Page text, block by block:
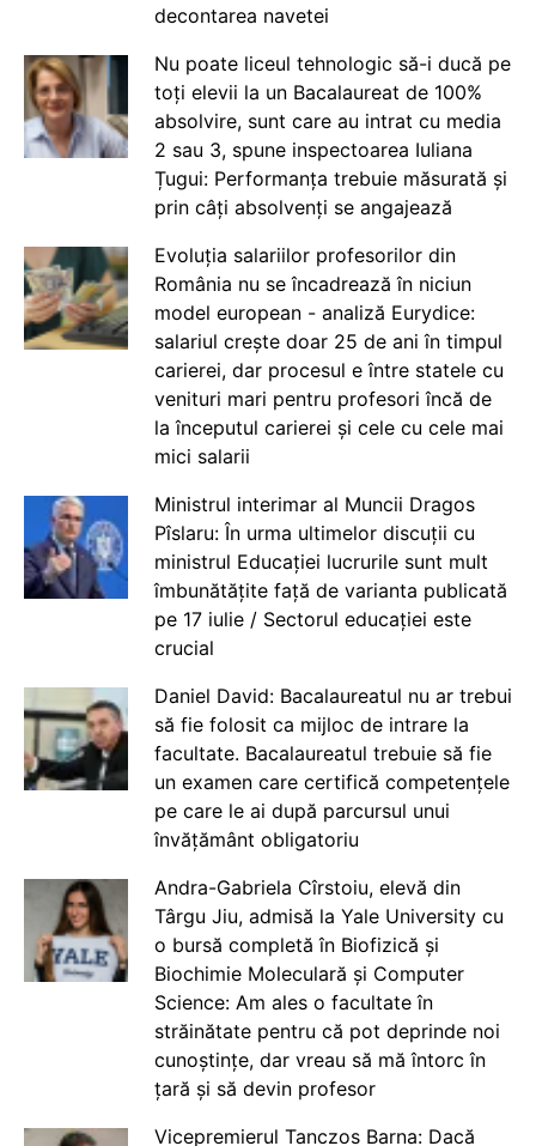
decontarea navetei
Nu poate liceul tehnologic să-i ducă pe
toți elevii la un Bacalaureat de 100%
absolvire, sunt care au intrat cu media
2 sau 3, spune inspectoarea Iuliana
Țugui: Performanța trebuie măsurată și
prin câți absolvenți se angajează
Evoluția salariilor profesorilor din
România nu se încadrează în niciun
model european - analiză Eurydice:
salariul crește doar 25 de ani în timpul
carierei, dar procesul e între statele cu
venituri mari pentru profesori încă de
la începutul carierei și cele cu cele mai
mici salarii
Ministrul interimar al Muncii Dragos
Pîslaru: În urma ultimelor discuții cu
ministrul Educației lucrurile sunt mult
îmbunătățite față de varianta publicată
pe 17 iulie / Sectorul educației este
crucial
Daniel David: Bacalaureatul nu ar trebui
să fie folosit ca mijloc de intrare la
facultate. Bacalaureatul trebuie să fie
un examen care certifică competențele
pe care le ai după parcursul unui
învățământ obligatoriu
Andra-Gabriela Cîrstoiu, elevă din
Târgu Jiu, admisă la Yale University cu
o bursă completă în Biofizică și
Biochimie Moleculară și Computer
Science: Am ales o facultate în
străinătate pentru că pot deprinde noi
cunoștințe, dar vreau să mă întorc în
țară și să devin profesor
Vicepremierul Tanczos Barna: Dacă